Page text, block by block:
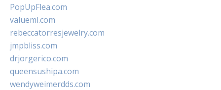
PopUpFlea.com
valueml.com
rebeccatorresjewelry.com
jmpbliss.com
drjorgerico.com
queensushipa.com
wendyweimerdds.com